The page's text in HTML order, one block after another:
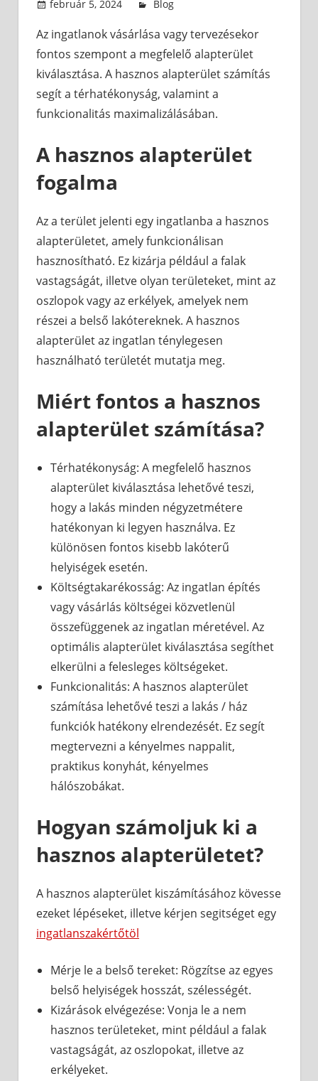
február 5, 2024 admin
Blog
Az ingatlanok vásárlása vagy tervezésekor
fontos szempont a megfelelő alapterület
kiválasztása. A hasznos alapterület számítás
segít a térhatékonyság, valamint a
funkcionalitás maximalizálásában.
A hasznos alapterület
fogalma
Az a terület jelenti egy ingatlanba a hasznos
alapterületet, amely funkcionálisan
hasznosítható. Ez kizárja például a falak
vastagságát, illetve olyan területeket, mint az
oszlopok vagy az erkélyek, amelyek nem
részei a belső lakótereknek. A hasznos
alapterület az ingatlan ténylegesen
használható területét mutatja meg.
Miért fontos a hasznos
alapterület számítása?
Térhatékonyság: A megfelelő hasznos
alapterület kiválasztása lehetővé teszi,
hogy a lakás minden négyzetmétere
hatékonyan ki legyen használva. Ez
különösen fontos kisebb lakóterű
helyiségek esetén.
Költségtakarékosság: Az ingatlan építés
vagy vásárlás költségei közvetlenül
összefüggenek az ingatlan méretével. Az
optimális alapterület kiválasztása segíthet
elkerülni a felesleges költségeket.
Funkcionalitás: A hasznos alapterület
számítása lehetővé teszi a lakás / ház
funkciók hatékony elrendezését. Ez segít
megtervezni a kényelmes nappalit,
praktikus konyhát, kényelmes
hálószobákat.
Hogyan számoljuk ki a
hasznos alapterületet?
A hasznos alapterület kiszámításához kövesse
ezeket lépéseket, illetve kérjen segitséget egy
ingatlanszakértőtöl
Mérje le a belső tereket: Rögzítse az egyes
belső helyiségek hosszát, szélességét.
Kizárások elvégezése: Vonja le a nem
hasznos területeket, mint például a falak
vastagságát, az oszlopokat, illetve az
erkélyeket.